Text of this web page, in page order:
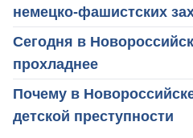
немецко-фашистских
Сегодня в
прохладнее
Почему в
детской преступности